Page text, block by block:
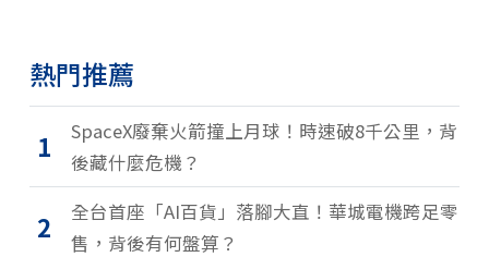
熱門推薦
1
SpaceX廢棄火箭撞上月球！時速破8千公里，背
後藏什麼危機？
2
全台首座「AI百貨」落腳大直！華城電機跨足零
售，背後有何盤算？